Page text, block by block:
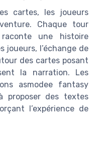
cartes, les joueurs
Chaque tour
une histoire
joueurs, l’échange de
des cartes posant
la narration. Les
asmodee fantasy
proposer des textes
l’expérience de